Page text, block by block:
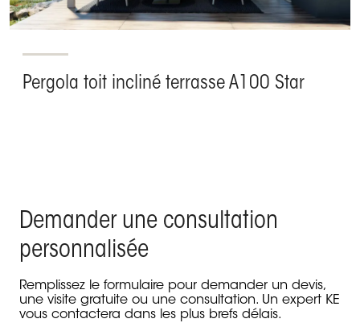
Pergola toit incliné terrasse A100 Star
Demander une consultation
personnalisée
Remplissez le formulaire pour demander un devis,
une visite gratuite ou une consultation. Un expert KE
vous contactera dans les plus brefs délais.